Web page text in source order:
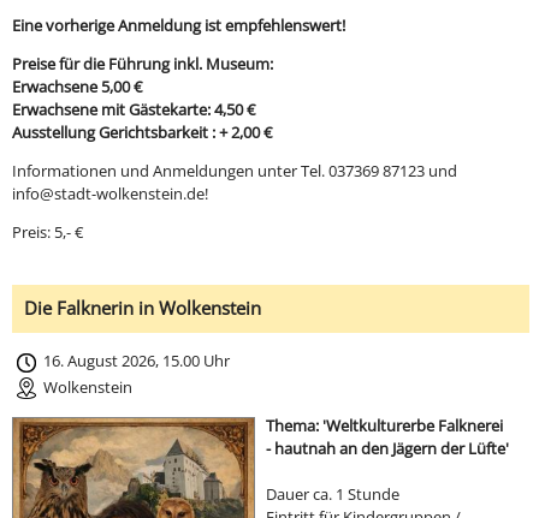
Eine vorherige Anmeldung ist empfehlenswert!
Preise für die Führung inkl. Museum:
Erwachsene 5,00 €
Erwachsene mit Gästekarte: 4,50 €
Ausstellung Gerichtsbarkeit : + 2,00 €
Informationen und Anmeldungen unter Tel. 037369 87123 und
info@stadt-wolkenstein.de!
Preis: 5,- €
Die Falknerin in Wolkenstein
16. August 2026, 15.00 Uhr
Wolkenstein
Thema: 'Weltkulturerbe Falknerei
- hautnah an den Jägern der Lüfte'
Dauer ca. 1 Stunde